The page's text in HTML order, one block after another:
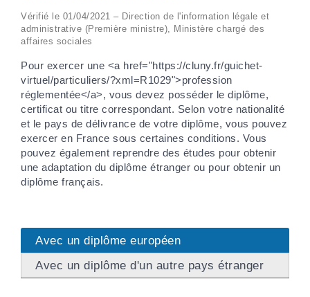
Vérifié le 01/04/2021 – Direction de l'information légale et
administrative (Première ministre), Ministère chargé des
affaires sociales
Pour exercer une <a href="https://cluny.fr/guichet-
virtuel/particuliers/?xml=R1029">profession
réglementée</a>, vous devez posséder le diplôme,
certificat ou titre correspondant. Selon votre nationalité
et le pays de délivrance de votre diplôme, vous pouvez
exercer en France sous certaines conditions. Vous
pouvez également reprendre des études pour obtenir
une adaptation du diplôme étranger ou pour obtenir un
diplôme français.
Avec un diplôme européen
Avec un diplôme d'un autre pays étranger